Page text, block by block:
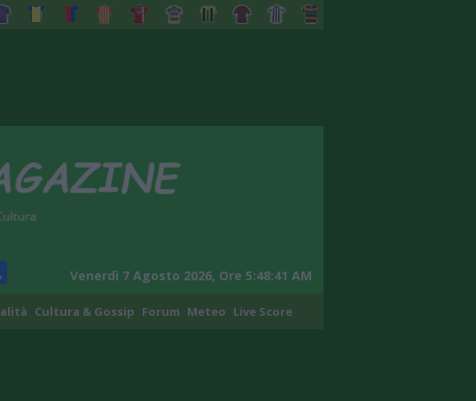
Venerdì 7 Agosto 2026, Ore 5:48:43 AM
Cultura & Gossip Forum Meteo Live Score